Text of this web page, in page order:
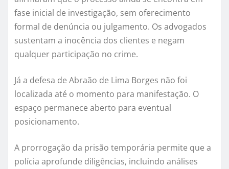
fase inicial de investigação, sem oferecimento
formal de denúncia ou julgamento. Os advogados
sustentam a inocência dos clientes e negam
qualquer participação no crime.
Já a defesa de Abraão de Lima Borges não foi
localizada até o momento para manifestação. O
espaço permanece aberto para eventual
posicionamento.
A prorrogação da prisão temporária permite que a
polícia aprofunde diligências, incluindo análises